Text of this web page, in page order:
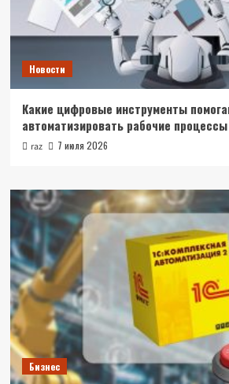
Новости
Какие цифровые инструменты
автоматизировать рабочие процессы
raz 7 июля 2026
Бизнес